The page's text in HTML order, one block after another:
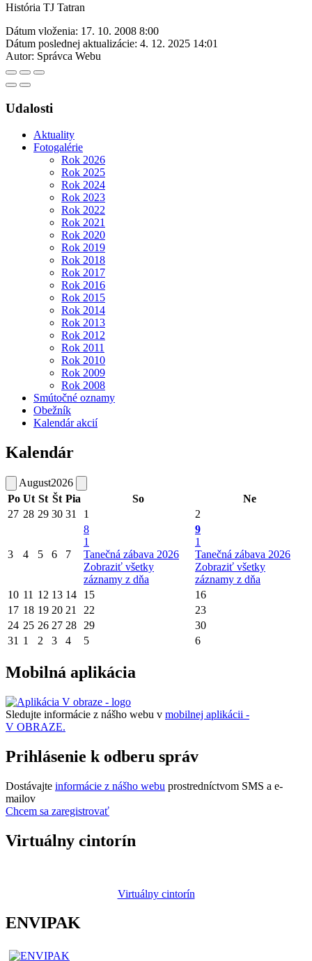
História TJ Tatran
Dátum vloženia: 17. 10. 2008 8:00
Dátum poslednej aktualizácie: 4. 12. 2025 14:01
Autor: Správca Webu
Udalosti
Aktuality
Fotogalérie
Rok 2026
Rok 2025
Rok 2024
Rok 2023
Rok 2022
Rok 2021
Rok 2020
Rok 2019
Rok 2018
Rok 2017
Rok 2016
Rok 2015
Rok 2014
Rok 2013
Rok 2012
Rok 2011
Rok 2010
Rok 2009
Rok 2008
Smútočné oznamy
Obežník
Kalendár akcií
Kalendár
August2026
Po Ut St Št Pia So
Ne
27 28 29 30 31 1 2
3 4 5 6 7
8
1
Tanečná zábava 2026
Zobraziť všetky
záznamy z dňa
9
1
Tanečná zábava 2026
Zobraziť všetky
záznamy z dňa
10 11 12 13 14 15
16
17 18 19 20 21 22
23
24 25 26 27 28 29
30
31 1 2 3 4 5 6
Mobilná aplikácia
Sledujte informácie z nášho webu v mobilnej aplikácii -
V OBRAZE.
Prihlásenie k odberu správ
Dostávajte informácie z nášho webu prostredníctvom SMS a e-
mailov
Chcem sa zaregistrovať
Virtuálny cintorín
Virtuálny cintorín
ENVIPAK